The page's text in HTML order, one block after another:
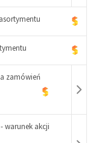
zamówień
- warunek akcji